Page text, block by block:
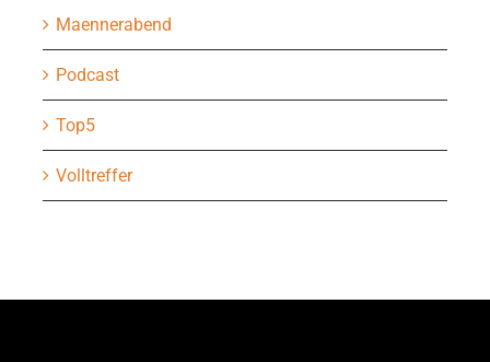
Maennerabend
Podcast
Top5
Volltreffer